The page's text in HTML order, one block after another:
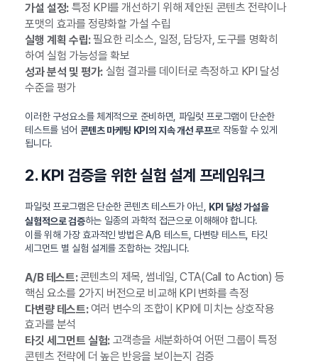
가설 설정:특정 KPI를 개선하기 위해 제안된 콘텐츠 전략이나
포맷의 효과를 정량화할 가설 수립
실행 계획 수립:필요한 리소스, 일정, 담당자, 도구를 명확히
하여 실험 가능성을 확보
성과 분석 및 평가:실험 결과를 데이터로 측정하고 KPI 달성
수준을 평가
이러한 구성요소를 체계적으로 준비하면, 파일럿 프로그램이 단순한
테스트를 넘어 콘텐츠 마케팅 KPI의 지속 개선 루프로 작동할 수 있게
됩니다.
2. KPI 검증을 위한 실험 설계 프레임워크
파일럿 프로그램은 단순한 콘텐츠 테스트가 아닌, KPI 달성 가설을
실험적으로 검증하는 일종의 과학적 접근으로 이해해야 합니다.
이를 위해 가장 효과적인 방법은 A/B 테스트, 다변량 테스트, 타깃
세그먼트 별 실험 설계를 조합하는 것입니다.
A/B 테스트:콘텐츠의 제목, 썸네일, CTA(Call to Action) 등
핵심 요소를 2가지 버전으로 비교해 KPI 변화를 측정
다변량 테스트:여러 변수의 조합이 KPI에 미치는 상호작용
효과를 분석
타깃 세그먼트 실험:고객층을 세분화하여 어떤 그룹이 특정
콘텐츠 전략에 더 높은 반응을 보이는지 검증